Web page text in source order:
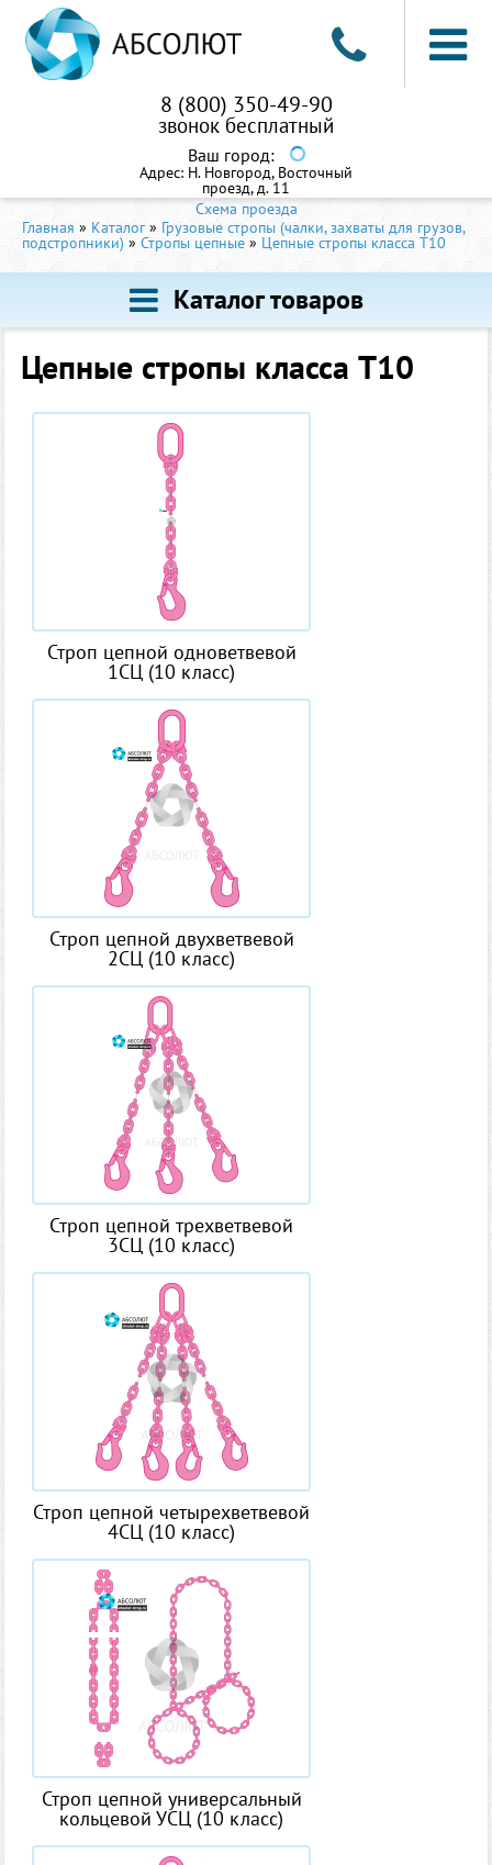
8 (800) 350-49-90
звонок бесплатный
Ваш город:
Адрес: Н. Новгород, Восточный
проезд, д. 11
Схема проезда
Главная » Каталог» Грузовые стропы (чалки, захваты для грузов,
подстропники) » Стропы цепные » Цепные стропы класса T10
Каталог товаров
Цепные стропы класса T10
Строп цепной одноветвевой
1СЦ (10 класс)
Строп цепной двухветвевой
2СЦ (10 класс)
Строп цепной трехветвевой
3СЦ (10 класс)
Строп цепной четырехветвевой
4СЦ (10 класс)
Строп цепной универсальный
кольцевой УСЦ (10 класс)